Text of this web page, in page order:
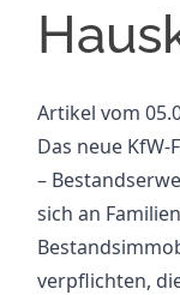
Artikel vom
Das neue
–
sich an
verpflichten,